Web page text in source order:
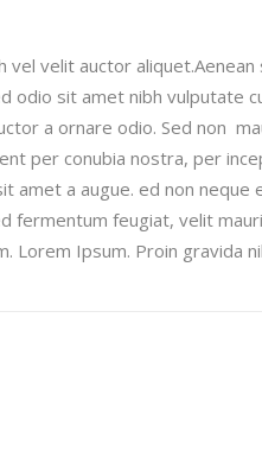
vel velit auctor
odio sit amet nibh vulputate
a ornare odio. Sed non
per conubia nostra, per
amet a augue. ed non
fermentum feugiat, velit
Lorem Ipsum. Proin gravida